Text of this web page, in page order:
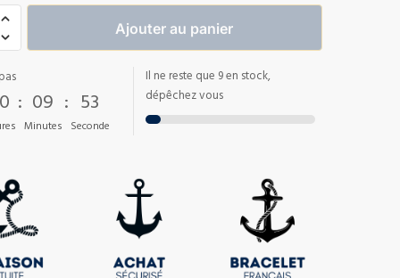
Ajouter au panier
: 09
Minutes
: 52
Seconde
Il ne reste que 9 en stock,
dépêchez vous